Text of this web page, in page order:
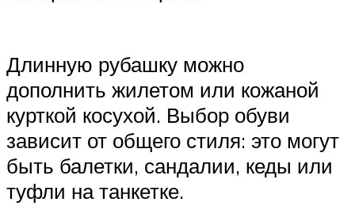
Длинную рубашку можно
дополнить жилетом или кожаной
курткой косухой. Выбор обуви
зависит от общего стиля: это могут
быть балетки, сандалии, кеды или
туфли на танкетке.